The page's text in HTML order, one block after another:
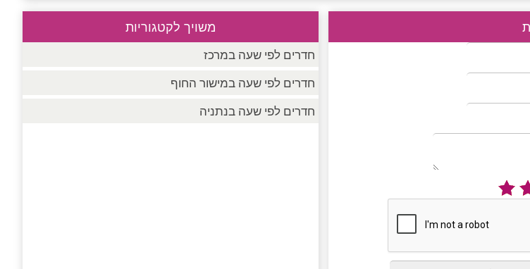
משויך לקטגוריות
חדרים לפי שעה במרכז
חדרים לפי שעה במישור החוף
חדרים לפי שעה בנתניה